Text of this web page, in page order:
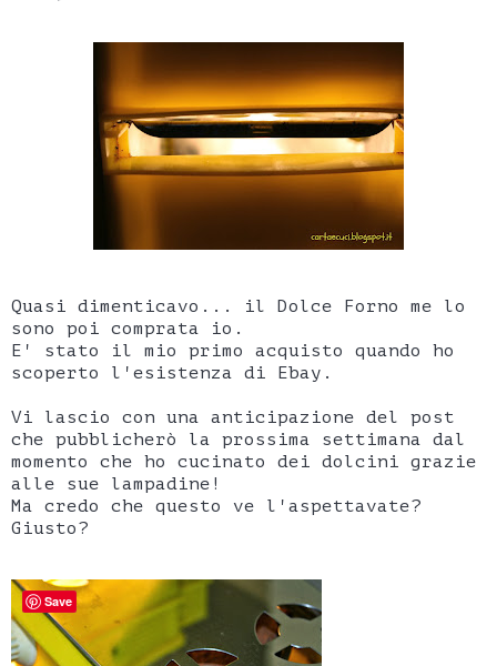
Quasi dimenticavo... il Dolce Forno me lo
sono poi comprata io.
E' stato il mio primo acquisto quando ho
scoperto l'esistenza di Ebay.
Vi lascio con una anticipazione del post
che pubblicherò la prossima settimana dal
momento che ho cucinato dei dolcini grazie
alle sue lampadine!
Ma credo che questo ve l'aspettavate?
Giusto?
Save